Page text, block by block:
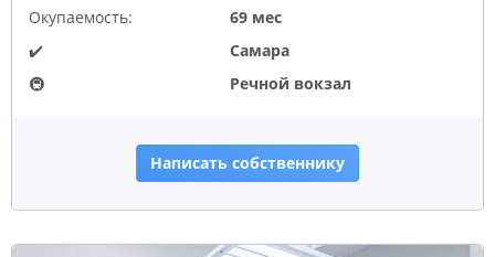
Окупаемость:
69 мес
✔️
Самара
🚇
Речной вокзал
Написать собственнику